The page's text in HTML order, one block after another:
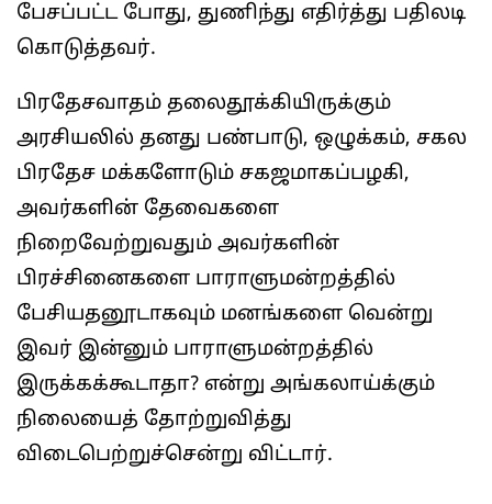
பேசப்பட்ட போது, துணிந்து எதிர்த்து பதிலடி
கொடுத்தவர்.
பிரதேசவாதம் தலைதூக்கியிருக்கும்
அரசியலில் தனது பண்பாடு, ஒழுக்கம், சகல
பிரதேச மக்களோடும் சகஜமாகப்பழகி,
அவர்களின் தேவைகளை
நிறைவேற்றுவதும் அவர்களின்
பிரச்சினைகளை பாராளுமன்றத்தில்
பேசியதனூடாகவும் மனங்களை வென்று
இவர் இன்னும் பாராளுமன்றத்தில்
இருக்கக்கூடாதா? என்று அங்கலாய்க்கும்
நிலையைத் தோற்றுவித்து
விடைபெற்றுச்சென்று விட்டார்.